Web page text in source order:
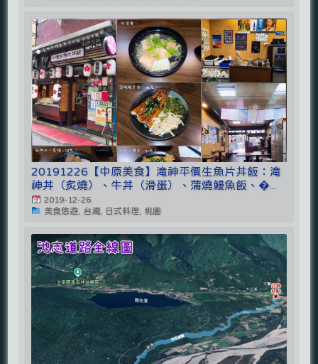
20191226【中原美食】滝神平價生魚片丼飯：滝
神丼（炙燒）、牛丼（滑蛋）、蒲燒鰻魚飯、�...
2019-12-26
美食悠遊, 台灣, 日式料理, 桃園